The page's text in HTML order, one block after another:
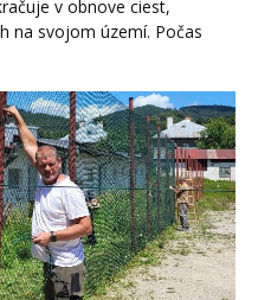
v obnove ciest,
na svojom území. Počas